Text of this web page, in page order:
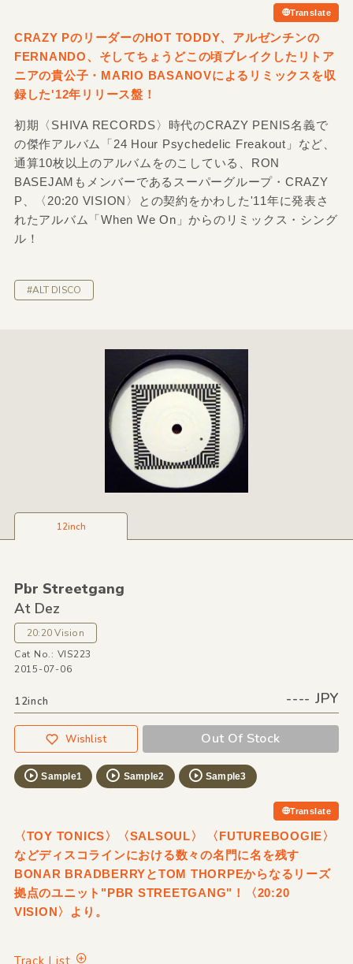
Translate
CRAZY PのリーダーのHOT TODDY、アルゼンチンの
FERNANDO、そしてちょうどこの頃ブレイクしたリトア
ニアの貴公子・MARIO BASANOVによるリミックスを収
録した'12年リリース盤！
初期〈SHIVA RECORDS〉時代のCRAZY PENIS名義で
の傑作アルバム「24 Hour Psychedelic Freakout」など、
通算10枚以上のアルバムをのこしている、RON
BASEJAMもメンバーであるスーパーグループ・CRAZY
P、〈20:20 VISION〉との契約をかわした'11年に発表さ
れたアルバム「When We On」からのリミックス・シング
ル！
#ALT DISCO
12inch
Pbr Streetgang
At Dez
20:20 Vision
Cat No.: VIS223
2015-07-06
12inch ---- JPY
Wishlist Out Of Stock
Sample1 Sample2 Sample3
Translate
〈TOY TONICS〉〈SALSOUL〉 〈FUTUREBOOGIE〉
などディスコラインにおける数々の名門に名を残す
BONAR BRADBERRYとTOM THORPEからなるリーズ
拠点のユニット"PBR STREETGANG"！〈20:20
VISION〉より。
Track List